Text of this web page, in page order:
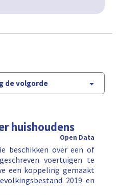
de volgorde
huishoudens
Open Data
beschikken over een of
voertuigen te
een koppeling gemaakt
2019 en